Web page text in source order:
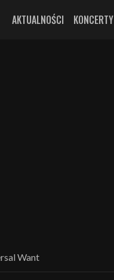
AKTUALNOŚCI KONCERTY
Want